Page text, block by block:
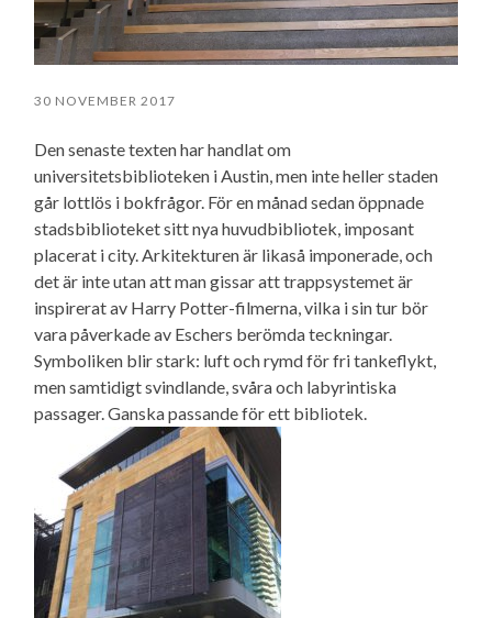
30 NOVEMBER 2017
Den senaste texten har handlat om
universitetsbiblioteken i Austin, men inte heller staden
går lottlös i bokfrågor. För en månad sedan öppnade
stadsbiblioteket sitt nya huvudbibliotek, imposant
placerat i city. Arkitekturen är likaså imponerade, och
det är inte utan att man gissar att trappsystemet är
inspirerat av Harry Potter-filmerna, vilka i sin tur bör
vara påverkade av Eschers berömda teckningar.
Symboliken blir stark: luft och rymd för fri tankeflykt,
men samtidigt svindlande, svåra och labyrintiska
passager. Ganska passande för ett bibliotek.